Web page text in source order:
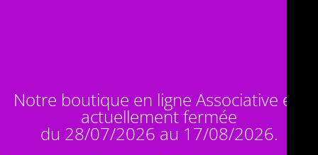
Notre boutique en ligne Associative est
actuellement fermée
du 28/07/2026 au 17/08/2026.